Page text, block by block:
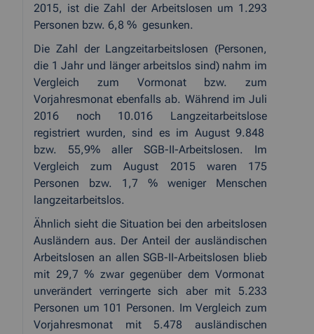
2015, ist die Zahl der Arbeitslosen um 1.293
Personen bzw. 6,8 % gesunken.
Die Zahl der Langzeitarbeitslosen (Personen,
die 1 Jahr und länger arbeitslos sind) nahm im
Vergleich zum Vormonat bzw. zum
Vorjahresmonat ebenfalls ab. Während im Juli
2016 noch 10.016 Langzeitarbeitslose
registriert wurden, sind es im August 9.848
bzw. 55,9% aller SGB-II-Arbeitslosen. Im
Vergleich zum August 2015 waren 175
Personen bzw. 1,7 % weniger Menschen
langzeitarbeitslos.
Ähnlich sieht die Situation bei den arbeitslosen
Ausländern aus. Der Anteil der ausländischen
Arbeitslosen an allen SGB-II-Arbeitslosen blieb
mit 29,7 % zwar gegenüber dem Vormonat
unverändert verringerte sich aber mit 5.233
Personen um 101 Personen. Im Vergleich zum
Vorjahresmonat mit 5.478 ausländischen